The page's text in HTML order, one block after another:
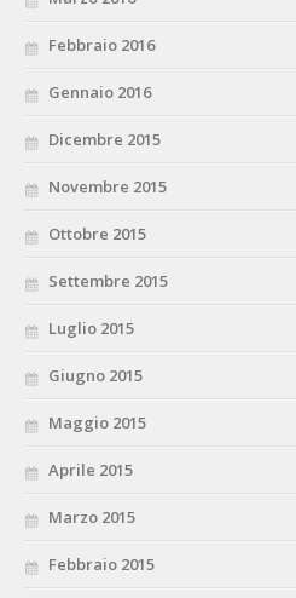
Febbraio 2016
Gennaio 2016
Dicembre 2015
Novembre 2015
Ottobre 2015
Settembre 2015
Luglio 2015
Giugno 2015
Maggio 2015
Aprile 2015
Marzo 2015
Febbraio 2015